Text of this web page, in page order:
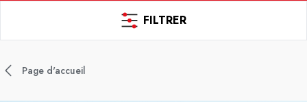
FILTRER
Page d'accueil